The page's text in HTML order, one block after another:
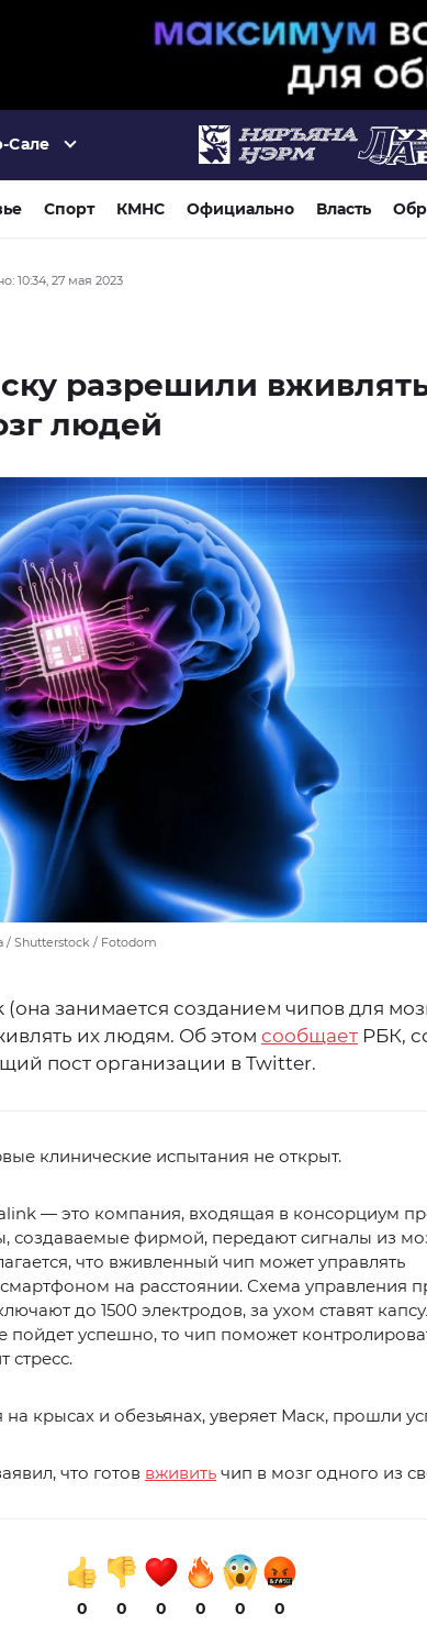
Сале
Спорт КМНС Официально Власть
10:34, 27 мая 2023
разрешили
людей
/ Shutterstock / Fotodom
занимается созданием чипов для
их людям. Об этом сообщает РБК,
пост организации в Twitter.
клинические испытания не открыт.
— это компания, входящая в консорциум
создаваемые фирмой, передают сигналы из
что вживленный чип может управлять
на расстоянии. Схема управления
до 1500 электродов, за ухом ставят
пойдет успешно, то чип поможет
стресс.
крысах и обезьянах, уверяет Маск, прошли
что готов вживить чип в мозг одного из
0 0 0 0 0 0